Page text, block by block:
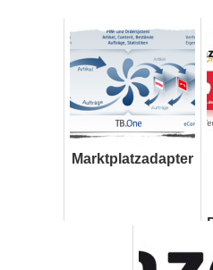
Marktplatzadapter